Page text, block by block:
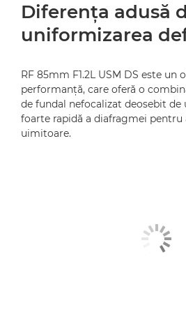
Diferenţa adusă
uniformizarea
RF 85mm F1.2L USM DS este un
performanţă, care oferă o
de fundal nefocalizat deosebit
foarte rapidă a diafragmei
uimitoare.